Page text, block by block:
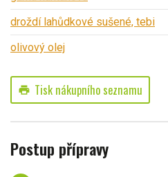
droždí lahůdkové sušené, tebi
olivový olej
print Tisk nákupního seznamu
Postup přípravy